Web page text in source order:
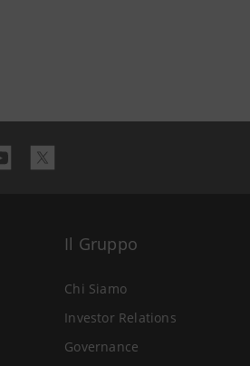
Il Gruppo
Chi Siamo
Investor Relations
Governance